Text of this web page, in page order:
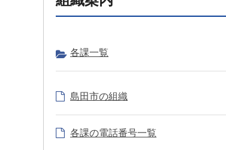
各課一覧
島田市の組織
各課の電話番号一覧